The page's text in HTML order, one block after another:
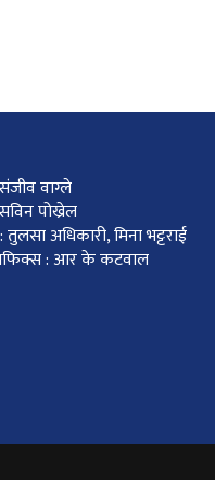
वाग्ले
पोख्रेल
अधिकारी, मिना भट्टराई
: आर के कटवाल